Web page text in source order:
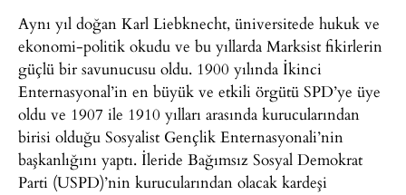
Aynı yıl doğan Karl Liebknecht, üniversitede hukuk ve
ekonomi-politik okudu ve bu yıllarda Marksist fikirlerin
güçlü bir savunucusu oldu. 1900 yılında İkinci
Enternasyonal’in en büyük ve etkili örgütü SPD’ye üye
oldu ve 1907 ile 1910 yılları arasında kurucularından
birisi olduğu Sosyalist Gençlik Enternasyonali’nin
başkanlığını yaptı. İleride Bağımsız Sosyal Demokrat
Parti (USPD)’nin kurucularından olacak kardeşi